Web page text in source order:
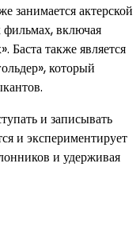
занимается актерской
фильмах, включая
Баста также является
который
и записывать
и экспериментирует
и удерживая